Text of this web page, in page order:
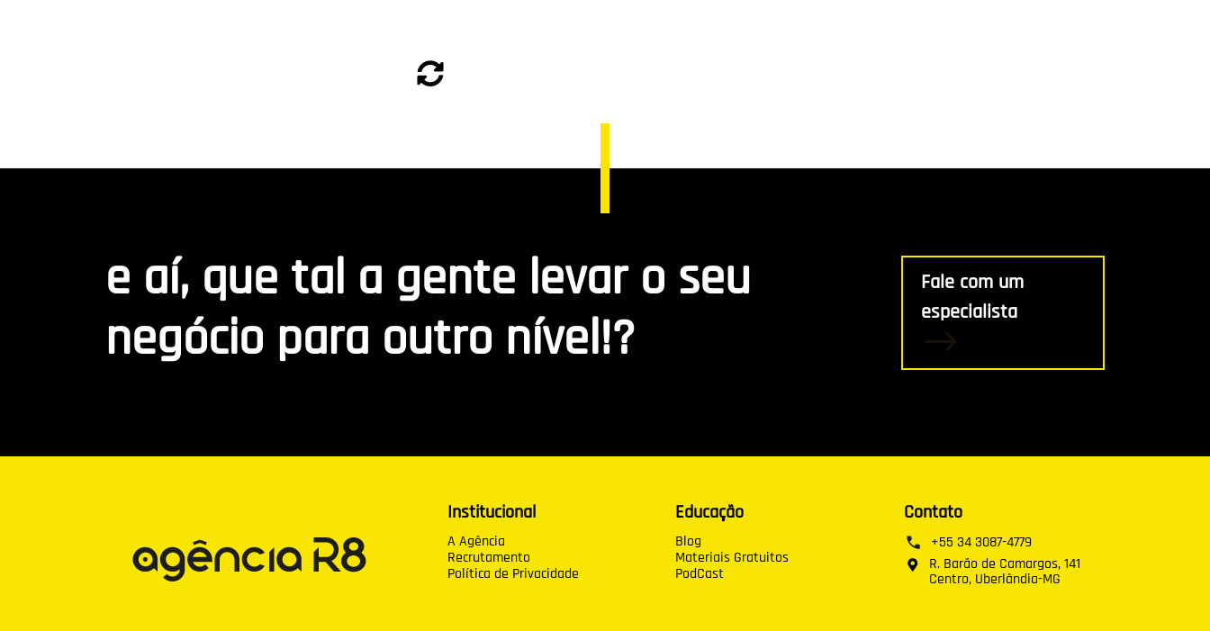
e aí, que tal a gente levar o seu
negócio para outro nível!?
Fale com um
especialista
Institucional
A Agência
Recrutamento
Política de Privacidade
Educação
Blog
Materiais Gratuitos
PodCast
Contato
+55 34 3087-4779
R. Barão de Camargos, 141
Centro, Uberlândia-MG